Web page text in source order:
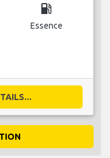
local_gas_station
Essence